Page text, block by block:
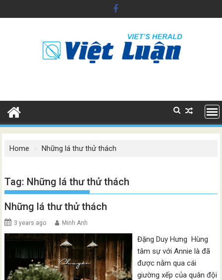
to
Home Những lá thư thử thách
Tag: Những lá thư thử thách
Những lá thư thử thách
3 years ago Minh Anh
Đặng Duy Hưng Hùng
tâm sự với Annie là đã
được nằm qua cái
giường xếp của quân đội